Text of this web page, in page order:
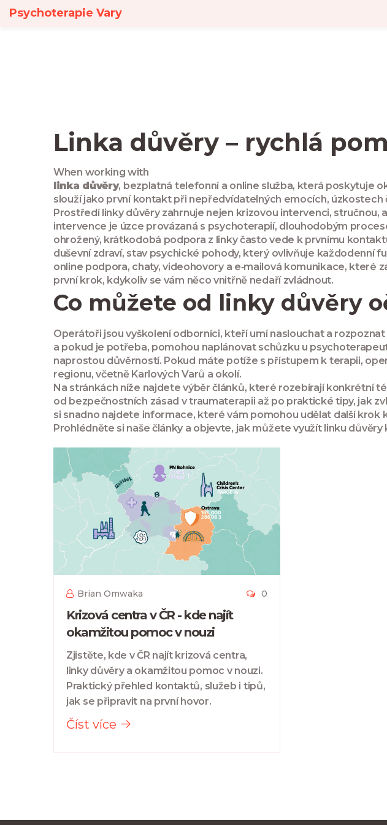
Psychoterapie Vary
Linka důvěry – rychlá
When working with
linka důvěry, bezplatná telefonní a online služba, která poskytuje
slouží jako první kontakt při nepředvídatelných emocích, úzkostech
Prostředí linky důvěry zahrnuje nejen krizovou intervenci, stručnou,
intervence je úzce provázaná s psychoterapií, dlouhodobým
ohrožený, krátkodobá podpora z linky často vede k prvnímu
duševní zdraví, stav psychické pohody, který ovlivňuje každodenní
online podpora, chaty, videohovory a e‑mailová komunikace, které
první krok, kdykoliv se vám něco vnitřně nedaří zvládnout.
Co můžete od linky důvěry
Operátoři jsou vyškolení odborníci, kteří umí naslouchat a
a pokud je potřeba, pomohou naplánovat schůzku u
naprostou důvěrností. Pokud máte potíže s přístupem k terapii,
regionu, včetně Karlových Varů a okolí.
Na stránkách níže najdete výběr článků, které rozebírají konkrétní
od bezpečnostních zásad v traumaterapii až po praktické tipy, jak
si snadno najdete informace, které vám pomohou udělat další krok
Prohlédněte si naše články a objevte, jak můžete využít linku
Brian Omwaka 0
Krizová centra v ČR - kde najít
okamžitou pomoc v nouzi
Zjistěte, kde v ČR najít krizová centra,
linky důvěry a okamžitou pomoc v nouzi.
Praktický přehled kontaktů, služeb i tipů,
jak se připravit na první hovor.
Číst více